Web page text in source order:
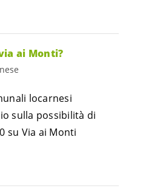
ai Monti?
locarnesi
sulla possibilità di
su Via ai Monti